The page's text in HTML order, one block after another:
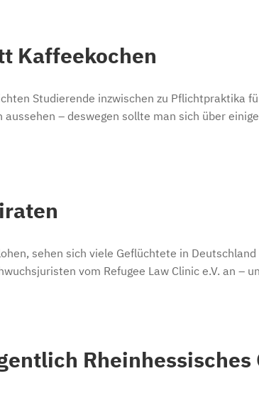
Kaffeekochen
Studierende inzwischen zu Pflichtpraktika
– deswegen sollte man sich über
sehen sich viele Geflüchtete in
vom Refugee Law Clinic e.V. an –
Rheinhessisches